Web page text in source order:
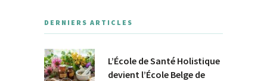
DERNIERS ARTICLES
L’École de Santé Holistique
devient l’École Belge de